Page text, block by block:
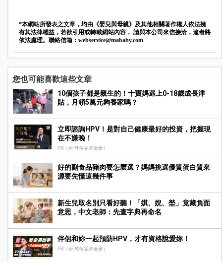
*本網站所發表之文章，均由《嬰兒與母親》及其他相關著作權人依法擁
有其法律權益，若欲引用或轉載網站內容， 請與本公司來信接洽，違者將
依法處理。聯絡信箱： webservice@mababy.com
您也可能喜歡這些文章
10個孩子都是親生的！十寶媽遇上0-18歲成長津
貼，月領5萬元夠養家嗎？
立即諮詢HPV！是對自己健康最好的投資，把握現
在不嫌晚！
PR（台灣癌症基金會）
好的副食品豬肉要怎麼選？媽媽挑選優質蛋白質來
源要先懂這幾件事
新生兒取名別只看好聽！「娸、婗、塋」竟藏負面
意思，中文老師：先查字典再命名
伴侶和妳一起預防HPV，才有資格說愛妳！
PR（台灣癌症基金會）